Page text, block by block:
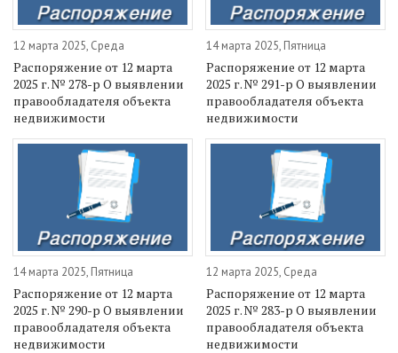
12 марта 2025, Среда
Распоряжение от 12 марта
2025 г. № 278-р О выявлении
правообладателя объекта
недвижимости
14 марта 2025, Пятница
Распоряжение от 12 марта
2025 г. № 291-р О выявлении
правообладателя объекта
недвижимости
14 марта 2025, Пятница
Распоряжение от 12 марта
2025 г. № 290-р О выявлении
правообладателя объекта
недвижимости
12 марта 2025, Среда
Распоряжение от 12 марта
2025 г. № 283-р О выявлении
правообладателя объекта
недвижимости